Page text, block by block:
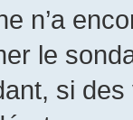
n’a
le
si